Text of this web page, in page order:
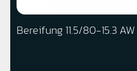
Bereifung 11.5/80-15.3 AW